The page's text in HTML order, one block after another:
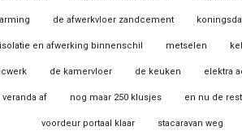
de afwerkvloer zandcement
en afwerking binnenschil metselen
de kamervloer de keuken elektra
veranda af nog maar 250 klusjes en nu de rest
voordeur portaal klaar stacaravan weg